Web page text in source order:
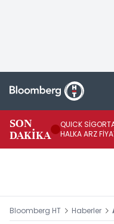
SON
DAKİKA
QUICK
HALKA ARZ
Bloomberg HT Haberler